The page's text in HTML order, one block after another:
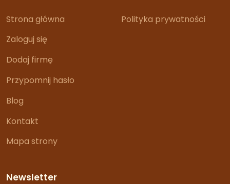
Strona główna
Zaloguj się
Dodaj firmę
Przypomnij hasło
Blog
Kontakt
Mapa strony
Polityka prywatności
Newsletter